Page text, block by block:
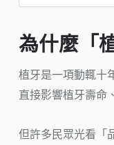
為什麼「
植牙是一項動輒十
直接影響植牙壽命
但許多民眾光看「